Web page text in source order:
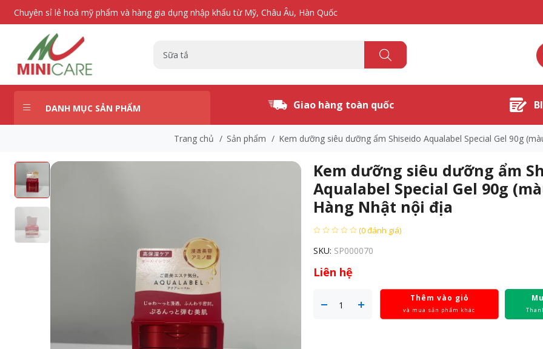
Chuyên sỉ lẻ hoá mỹ phẩm và hàng gia dụng nhập khẩu từ Mỹ, Châu Âu, Hàn Quốc
DANH MỤC SẢN PHẨM Giao hàng toàn quốc
Trang chủ / Sản phẩm / Kem dưỡng siêu dưỡng ẩm Shiseido Aqualabel Special Gel 90g
Kem dưỡng siêu dưỡng ẩm
Aqualabel Special Gel 90g
Hàng Nhật nội địa
(0 đánh giá)
SKU: SP000070
Liên hệ
Thêm vào giỏ
và mua sản phẩm khác